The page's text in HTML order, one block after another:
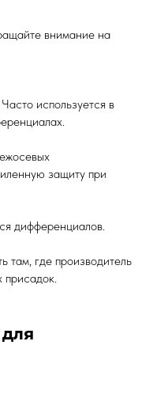
внимание на
используется в
защиту при
дифференциалов.
там, где производитель
присадок.